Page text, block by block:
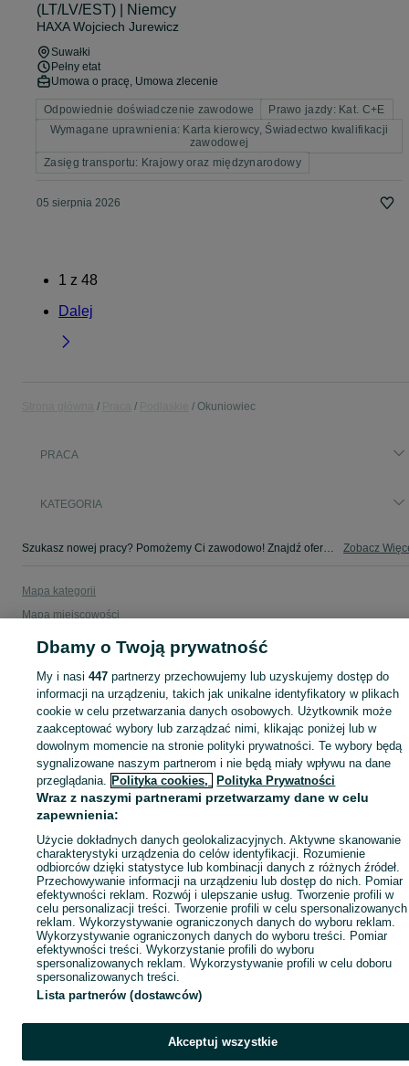
(LT/LV/EST) | Niemcy
HAXA Wojciech Jurewicz
Suwałki
Pełny etat
Umowa o pracę, Umowa zlecenie
Odpowiednie doświadczenie zawodowe
Prawo jazdy: Kat. C+E
Wymagane uprawnienia: Karta kierowcy, Świadectwo kwalifikacji
zawodowej
Zasięg transportu: Krajowy oraz międzynarodowy
05 sierpnia 2026
1 z 48
Dalej
Okuniowiec
PRACA
KATEGORIA
Szukasz nowej pracy? Pomożemy Ci zawodowo! Znajdź ofertę dla siebie w kategorii Praca na OLX - Okuniowiec i okolice! Zobacz
Mapa kategorii
Mapa miejscowości
Mapa ministron
Dbamy o Twoją prywatność
My i nasi447 partnerzy przechowujemy lub uzyskujemy dostęp do
informacji na urządzeniu, takich jak unikalne identyfikatory w plikach
cookie w celu przetwarzania danych osobowych. Użytkownik może
zaakceptować wybory lub zarządzać nimi, klikając poniżej lub w
dowolnym momencie na stronie polityki prywatności. Te wybory będą
sygnalizowane naszym partnerom i nie będą miały wpływu na dane
przeglądania. Polityka cookies, Polityka Prywatności
Wraz z naszymi partnerami przetwarzamy dane w celu
zapewnienia:
Użycie dokładnych danych geolokalizacyjnych. Aktywne skanowanie
charakterystyki urządzenia do celów identyfikacji. Rozumienie
odbiorców dzięki statystyce lub kombinacji danych z różnych źródeł.
Przechowywanie informacji na urządzeniu lub dostęp do nich. Pomiar
efektywności reklam. Rozwój i ulepszanie usług. Tworzenie profili w
celu personalizacji treści. Tworzenie profili w celu spersonalizowanych
reklam. Wykorzystywanie ograniczonych danych do wyboru reklam.
Wykorzystywanie ograniczonych danych do wyboru treści. Pomiar
efektywności treści. Wykorzystanie profili do wyboru
spersonalizowanych reklam. Wykorzystywanie profili w celu doboru
spersonalizowanych treści.
Lista partnerów (dostawców)
Akceptuj wszystkie